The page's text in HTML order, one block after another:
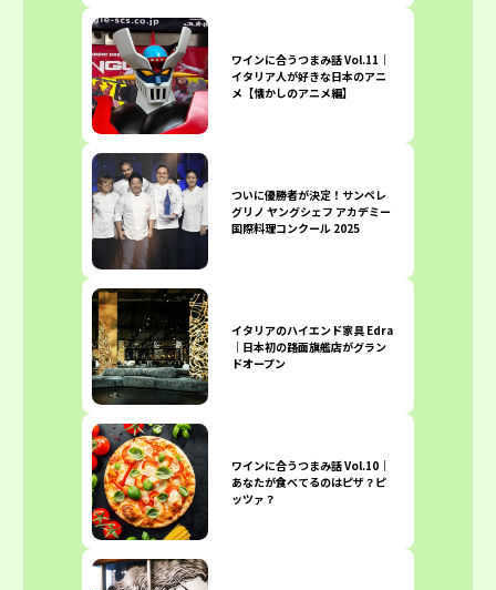
ワインに合うつまみ話 Vol.11｜
イタリア人が好きな日本のアニ
メ【懐かしのアニメ編】
ついに優勝者が決定！サンペレ
グリノ ヤングシェフ アカデミー
国際料理コンクール 2025
イタリアのハイエンド家具 Edra
｜日本初の路面旗艦店がグラン
ドオープン
ワインに合うつまみ話 Vol.10｜
あなたが食べてるのはピザ？ピ
ッツァ？